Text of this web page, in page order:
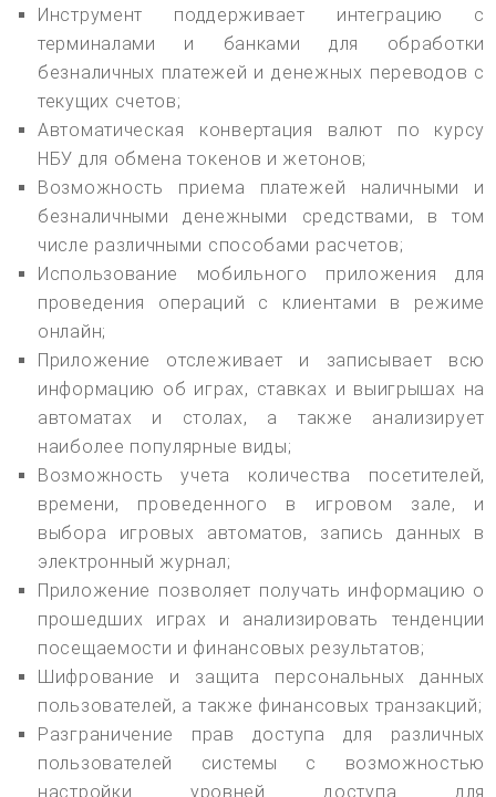
Инструмент поддерживает интеграцию с
терминалами и банками для обработки
безналичных платежей и денежных переводов с
текущих счетов;
Автоматическая конвертация валют по курсу
НБУ для обмена токенов и жетонов;
Возможность приема платежей наличными и
безналичными денежными средствами, в том
числе различными способами расчетов;
Использование мобильного приложения для
проведения операций с клиентами в режиме
онлайн;
Приложение отслеживает и записывает всю
информацию об играх, ставках и выигрышах на
автоматах и столах, а также анализирует
наиболее популярные виды;
Возможность учета количества посетителей,
времени, проведенного в игровом зале, и
выбора игровых автоматов, запись данных в
электронный журнал;
Приложение позволяет получать информацию о
прошедших играх и анализировать тенденции
посещаемости и финансовых результатов;
Шифрование и защита персональных данных
пользователей, а также финансовых транзакций;
Разграничение прав доступа для различных
пользователей системы с возможностью
настройки уровней доступа для